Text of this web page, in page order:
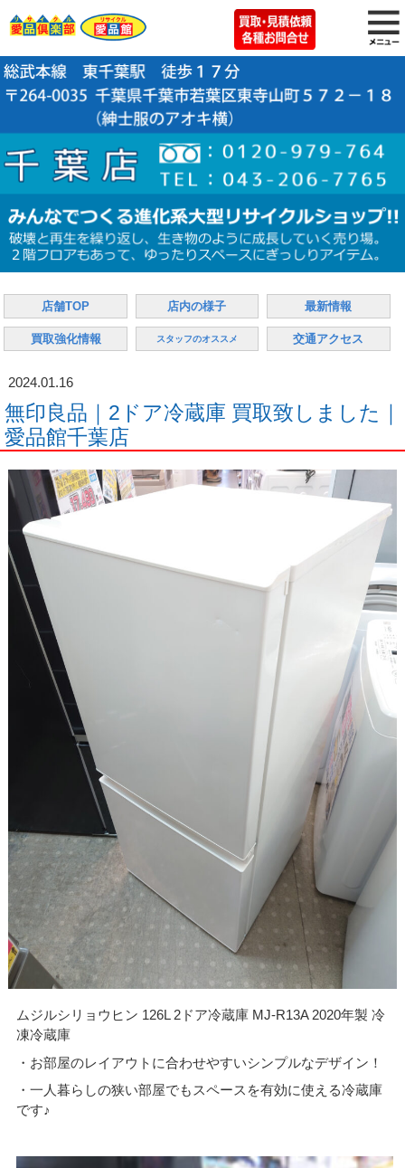
店舗TOP 店内の様子 最新情報
買取強化情報 スタッフのオススメ 交通アクセス
2024.01.16
無印良品｜2ドア冷蔵庫 買取致しました｜
愛品館千葉店
ムジルシリョウヒン 126L 2ドア冷蔵庫 MJ-R13A 2020年製 冷
凍冷蔵庫
・お部屋のレイアウトに合わせやすいシンプルなデザイン！
・一人暮らしの狭い部屋でもスペースを有効に使える冷蔵庫
です♪